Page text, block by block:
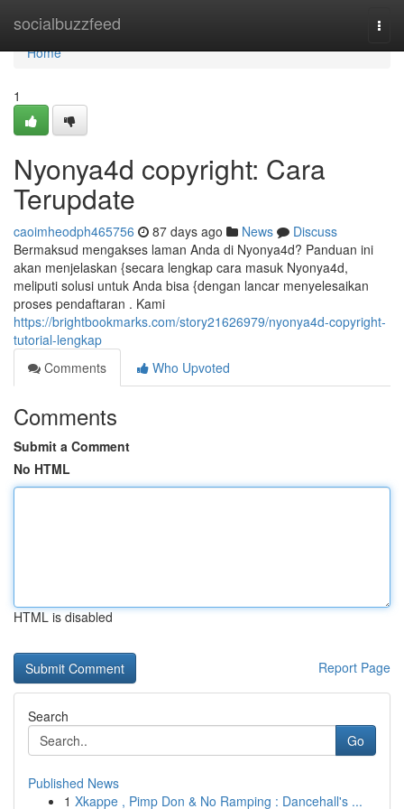
socialbuzzfeed
Home
Home
1
Nyonya4d copyright: Cara
Terupdate
caoimheodph465756 87 days ago News
Discuss
Bermaksud mengakses laman Anda di Nyonya4d? Panduan ini
akan menjelaskan {secara lengkap cara masuk Nyonya4d,
meliputi solusi untuk Anda bisa {dengan lancar menyelesaikan
proses pendaftaran . Kami
https://brightbookmarks.com/story21626979/nyonya4d-copyright-
tutorial-lengkap
Comments
Who Upvoted
Comments
Submit a Comment
No HTML
HTML is disabled
Report Page
Search
Go
Published News
1 Xkappe , Pimp Don & No Ramping : Dancehall's ...